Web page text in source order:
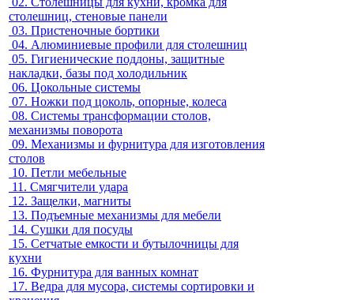
столешниц, стеновые панели
03. Пристеночные бортики
04. Алюминиевые профили для столешниц
05. Гигиенические поддоны, защитные
накладки, базы под холодильник
06. Цокольные системы
07. Ножки под цоколь, опорные, колеса
08. Системы трансформации столов,
механизмы поворота
09. Механизмы и фурнитура для изготовления
столов
10. Петли мебельные
11. Смягчители удара
12. Защелки, магниты
13. Подъемные механизмы для мебели
14. Сушки для посуды
15. Сетчатые емкости и бутылочницы для
кухни
16. Фурнитура для ванных комнат
17. Ведра для мусора, системы сортировки и